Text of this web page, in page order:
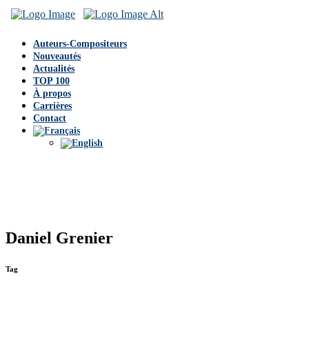
Auteurs-Compositeurs
Nouveautés
Actualités
TOP 100
À propos
Carrières
Contact
Daniel Grenier
Tag